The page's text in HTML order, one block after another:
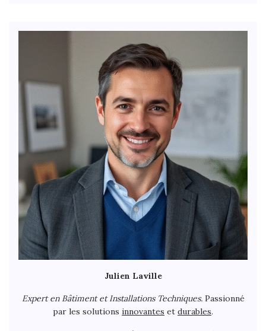
Julien Laville
Expert en Bâtiment et Installations Techniques.Passionné
par les solutions innovantes et durables.